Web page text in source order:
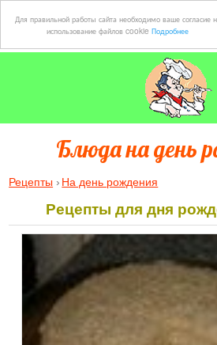
Для правильной работы сайта необходимо ваше согласие
использование файлов cookie Подробнее
Блюда на день
Рецепты На день рождения
Рецепты для дня